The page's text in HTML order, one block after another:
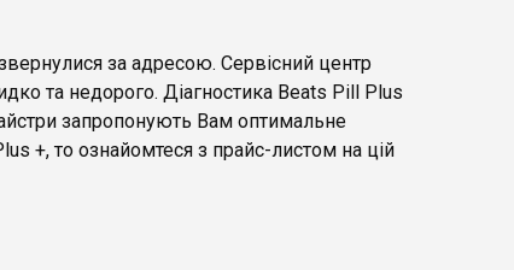
за адресою. Сервісний центр
та недорого. Діагностика Beats Pill Plus
запропонують Вам оптимальне
+, то ознайомтеся з прайс-листом на цій